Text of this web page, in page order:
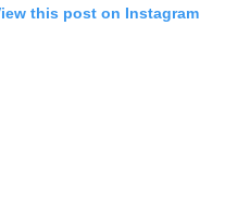
this post on Instagram